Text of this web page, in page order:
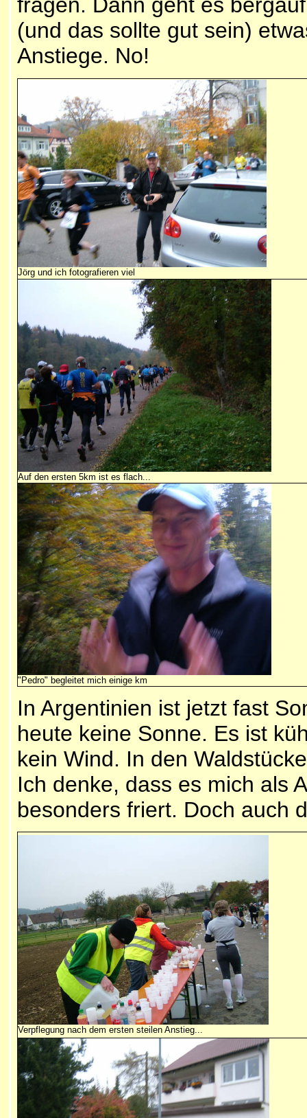
(und das sollte gut sein)
Anstiege. No!
Jörg und ich fotografieren viel
Auf den ersten 5km ist es flach...
"Pedro" begleitet mich einige km
In Argentinien ist jetzt fast
heute keine Sonne. Es ist
kein Wind. In den
Ich denke, dass es mich als
besonders friert. Doch auch
Verpflegung nach dem ersten steilen Anstieg...